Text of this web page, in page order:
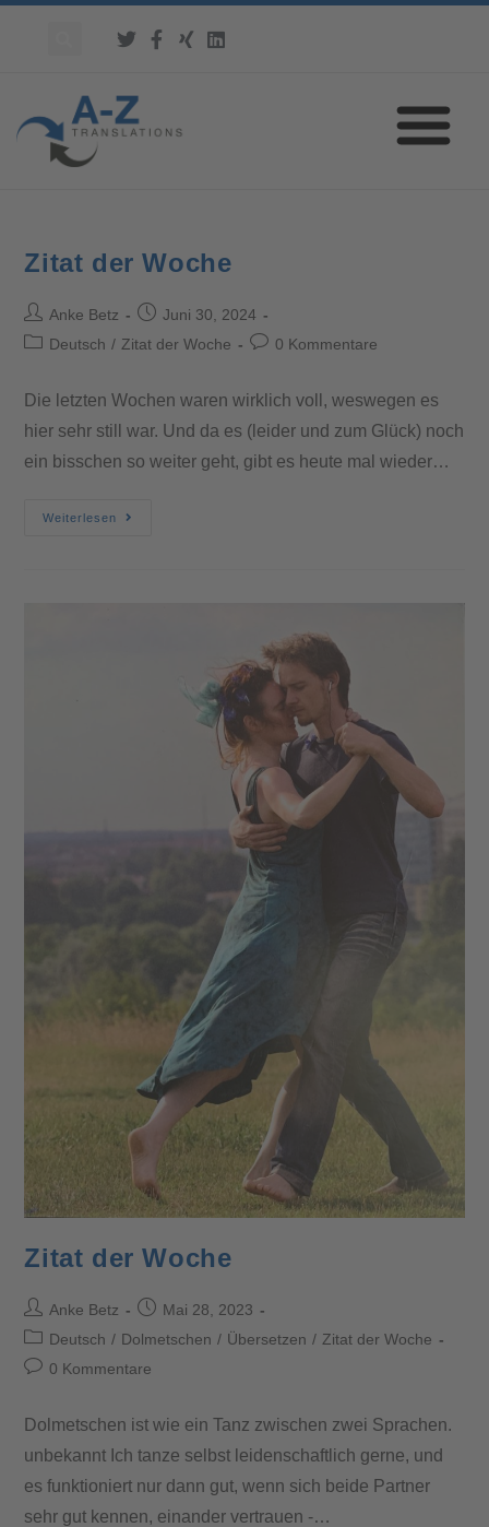
Zitat der Woche
Anke Betz
Juni 30, 2024
Deutsch / Zitat der Woche 0 Kommentare
Die letzten Wochen waren wirklich voll, weswegen es
hier sehr still war. Und da es (leider und zum Glück) noch
ein bisschen so weiter geht, gibt es heute mal wieder…
Weiterlesen
Zitat der Woche
Anke Betz
Mai 28, 2023
Deutsch / Dolmetschen / Übersetzen / Zitat der Woche
0 Kommentare
Dolmetschen ist wie ein Tanz zwischen zwei Sprachen.
unbekannt Ich tanze selbst leidenschaftlich gerne, und
es funktioniert nur dann gut, wenn sich beide Partner
sehr gut kennen, einander vertrauen -…